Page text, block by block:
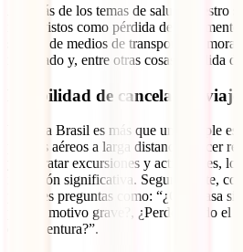
Además de los temas de salud, nuestro
imprevistos como pérdida de
salidas de medios de transporte,
registrado y, entre otras cosas, pérdida
Posibilidad de cancelar tu
Viajar a Brasil es más que una simple
pasajes aéreos a larga distancia, hacer
y contratar excursiones y actividades, lo
inversión significativa. Seguramente,
plantees preguntas como: “¿Qué pasa si
por un motivo grave?, ¿Perderé todo el
esta aventura?”.